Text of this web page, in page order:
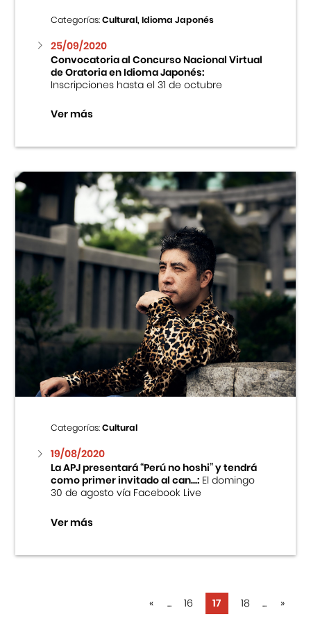
Categorías:Cultural, Idioma Japonés
25/09/2020
Convocatoria al Concurso Nacional Virtual
de Oratoria en Idioma Japonés:
Inscripciones hasta el 31 de octubre
Ver más
Categorías:Cultural
19/08/2020
La APJ presentará “Perú no hoshi” y tendrá
como primer invitado al can...:El domingo
30 de agosto vía Facebook Live
Ver más
« ... 16 17 18 ... »